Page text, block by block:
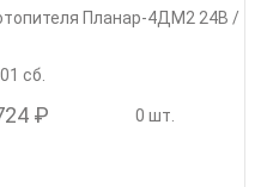
Планар-4ДМ2 24В /
сб.
₽ 0 шт.